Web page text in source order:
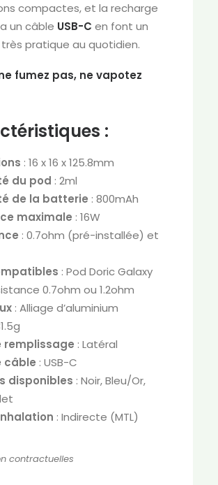
compactes, et la recharge
un câble USB-C en font un
pratique au quotidien.
fumez pas, ne vapotez
:
: 16 x 16 x 125.8mm
du pod : 2ml
de la batterie : 800mAh
maximale : 16W
: 0.7ohm (pré-installée) et
: Pod Doric Galaxy
0.7ohm ou 1.2ohm
: Alliage d’aluminium
remplissage : Latéral
câble : USB-C
disponibles : Noir, Bleu/Or,
: Indirecte (MTL)
contractuelles